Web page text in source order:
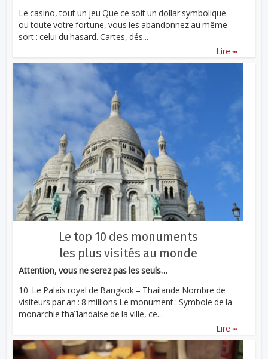
Le casino, tout un jeu Que ce soit un dollar symbolique
ou toute votre fortune, vous les abandonnez au même
sort : celui du hasard. Cartes, dés...
Lire ...
Le top 10 des monuments
les plus visités au monde
Attention, vous ne serez pas les seuls…
10. Le Palais royal de Bangkok – Thailande Nombre de
visiteurs par an : 8 millions Le monument : Symbole de la
monarchie thaïlandaise de la ville, ce...
Lire ...